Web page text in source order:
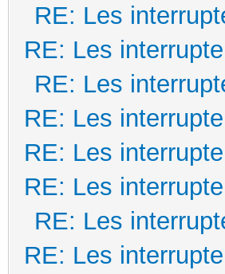
RE: Les
RE: Les
RE: Les
RE: Les
RE: Les
RE: Les
RE: Les
RE: Les